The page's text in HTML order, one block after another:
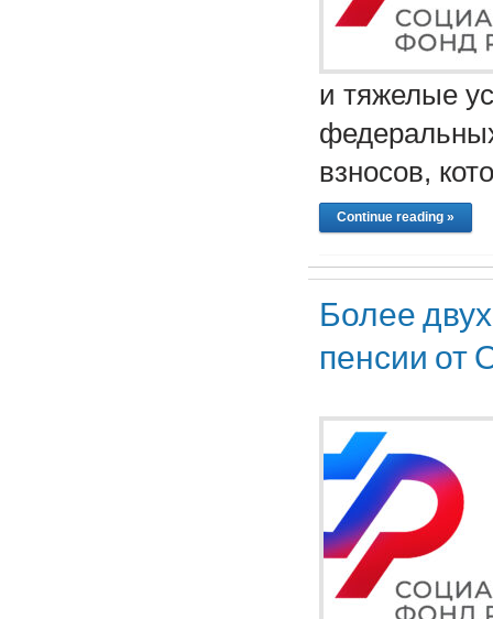
и тяжелые
взносов,
Continue reading »
Более
пенсии от